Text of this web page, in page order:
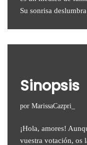
Su sonrisa
Sinopsis
por MarissaCazpri_
¡Hola, amores!
vuestra votación, os